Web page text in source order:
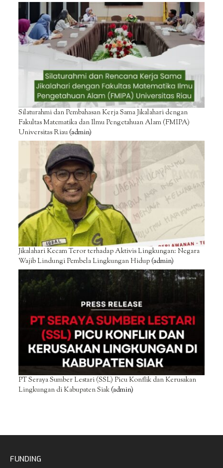
Silaturahmi dan Pembahasan Kerja Sama Jikalahari dengan
Fakultas Matematika dan Ilmu Pengetahuan Alam (FMIPA)
Universitas Riau(admin)
Jikalahari Kecam Teror terhadap Aktivis Lingkungan: Negara
Wajib Lindungi Pembela Lingkungan Hidup(admin)
PT Seraya Sumber Lestari (SSL) Picu Konflik dan Kerusakan
Lingkungan di Kabupaten Siak(admin)
FUNDING